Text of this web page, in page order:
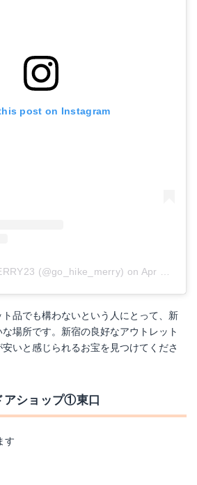
post on Instagram
(@go_hike_merry) on Apr 24, 2016 at 8:03am PDT
品でも構わないという人にとって、新
場所です。新宿の良好なアウトレット
いと感じられるお宝を見つけてくださ
アショップ①東口
す